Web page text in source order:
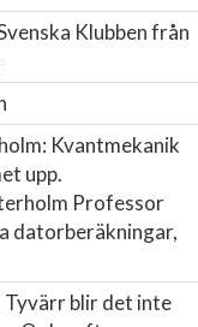
Klubben från
Kvantmekanik
upp.
Professor
datorberäkningar,
Tyvärr blir det inte